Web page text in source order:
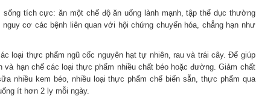
tích cực: ăn một chế độ ăn uống lành mạnh, tập thể dục thường
cơ các bệnh liên quan với hội chứng chuyển hóa, chẳng hạn như
loại thực phẩm ngũ cốc nguyên hạt tự nhiên, rau và trái cây. Để giúp
hạn chế các loại thực phẩm nhiều chất béo hoặc đường. Giảm chất
nhiều kem béo, nhiều loại thực phẩm chế biến sẵn, thực phẩm qua
ít hơn 2 ly mỗi ngày.